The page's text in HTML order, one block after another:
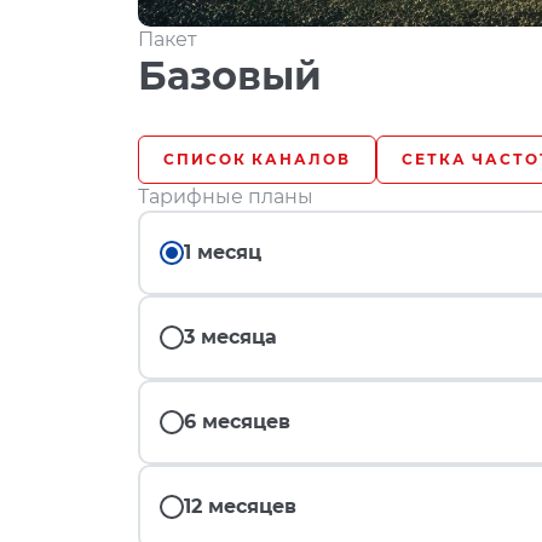
Пакет
Базовый
СПИСОК КАНАЛОВ СЕТКА
Тарифные планы
1 месяц
3 месяца
6 месяцев
12 месяцев